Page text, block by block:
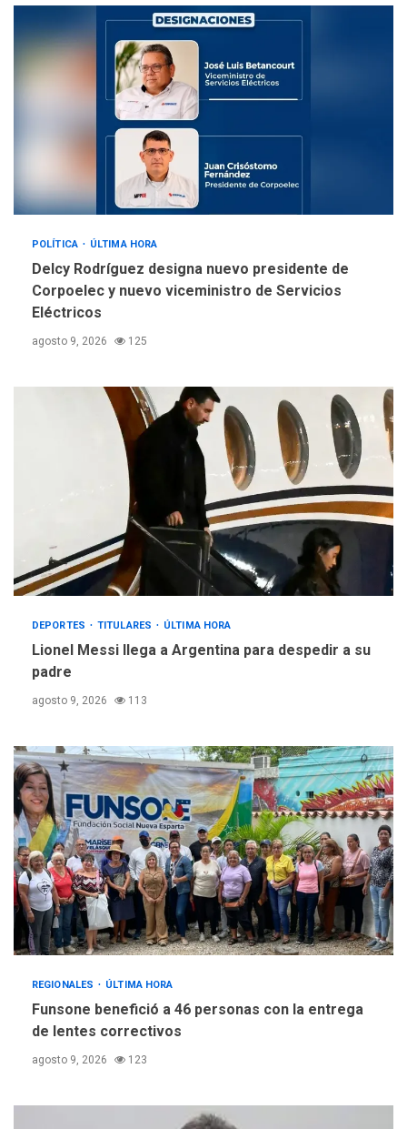
4
llevar a problemas
sanitarios y asumirse como
problema de orden público
REGIONALES
Alcaldía de Mariño climatiza
Núcleo del Sistema de
Orquestas Porlamar
POLÍTICA ÚLTIMA HORA
Delcy Rodríguez designa nuevo presidente de
Corpoelec y nuevo viceministro de Servicios
Eléctricos
agosto 9, 2026 125
DEPORTES TITULARES ÚLTIMA HORA
Lionel Messi llega a Argentina para despedir a su
padre
agosto 9, 2026 113
REGIONALES ÚLTIMA HORA
Funsone benefició a 46 personas con la entrega
de lentes correctivos
agosto 9, 2026 123